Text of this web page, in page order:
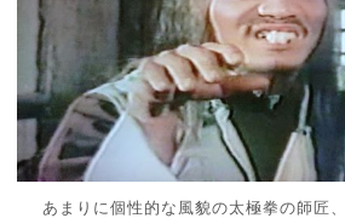
あまりに個性的な風貌の太極拳の師匠